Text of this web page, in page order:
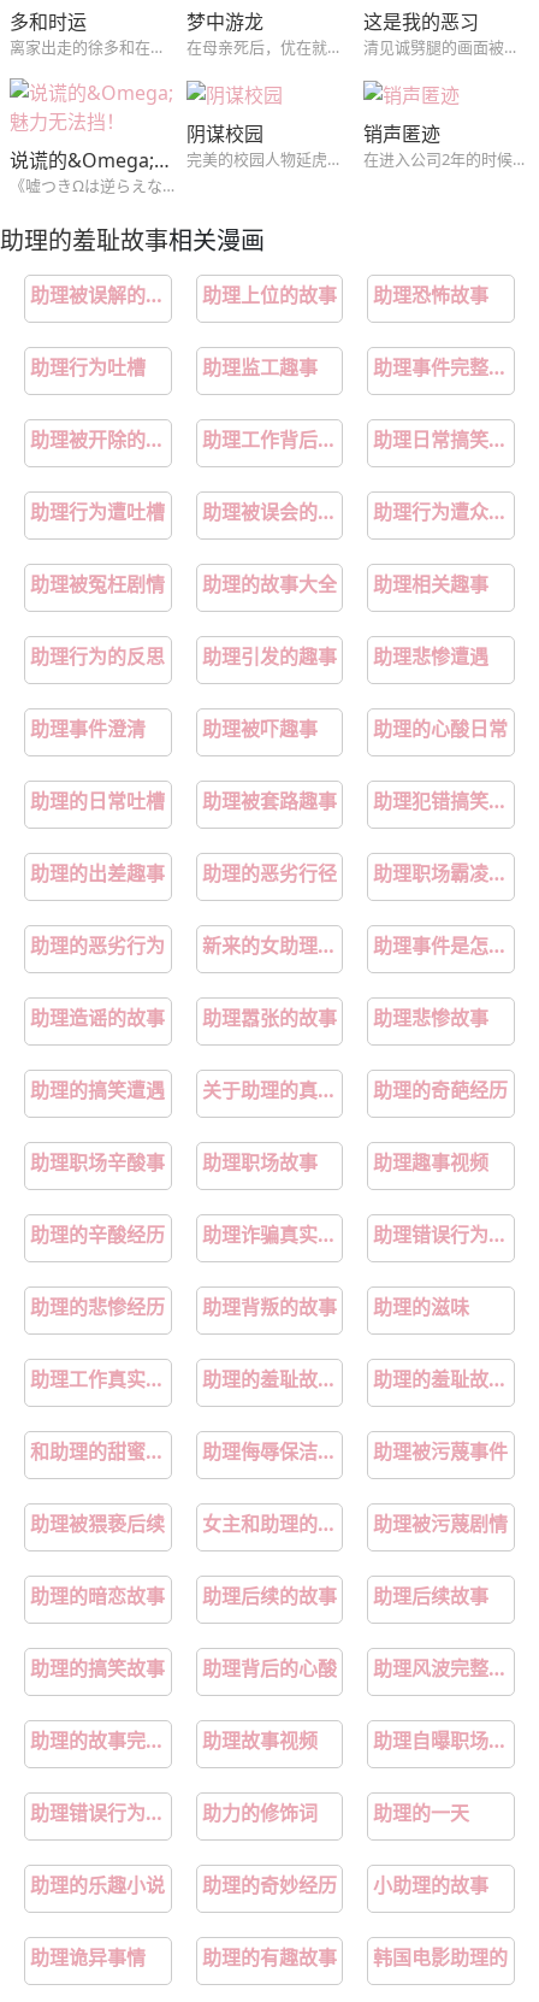
第19章：在意 第20章：评价
第21章：喜欢的类型 第22章：道歉
多和时运
离家出走的徐多和在朋友介绍下和他们一起合租，没想到初恋吴时运是这里的房东，对吴时运怀有愧疚的徐多和和初恋绝不平淡的同居生活就此开始。
梦中游龙
在母亲死后，优在就深陷桃色梦靥之中，没想到那个梦中的男人，在现实中找到了他...
这是我的恶习
清见诚劈腿的画面被自己的学生松山拓斗拍了下来，松山以此为筹码想得到清见，经不住松山的纠缠两人发生了关系，但松山并不因此满足...
说谎的&Omega;魅力无法挡！
《嘘つきΩは逆らえない！》伪装成β过生活的Ω，突然成为了优质α的伴侣！？某天和同事们聚餐结束回家的路上，桥田（Ω）照顾着喝醉的林（α），却因为费洛蒙而引发意外事件，两人不仅发生性行为，甚至结为了伴侣！事后，林因为酒醉而不记得那晚所发生的事，桥田也决定要就此隐瞒下去，然而已经结为伴侣的两人，身体却无法
阴谋校园
完美的校园人物延虎，被学姐拜托而交换的课题小组，没想到，到了那个阴郁哲学怪人家里，却发现对方不仅是个富二代，还是自己高中时的暗恋对象？！（《我的BJ邻居》同作者,短篇~）
销声匿迹
在进入公司2年的时候，作为集团总务科职员的池远永卷入了上司的腐败案，因此在公司受到了解除职务的处分。伤心赴江陵旅游的远永为了买碗去了市场的器皿店，发现了会长喜欢的陶艺家尹泰俊。从2年前开始尹泰俊就销声匿迹，谁都不知道他的下落，知道集团的会长想和尹泰俊签订专属合同的远永为了复职接近了尹泰俊…
助理的羞耻故事相关漫画
助理被误解的故事 助理上位的故事 助理恐怖故事
助理行为吐槽 助理监工趣事 助理事件完整经过
助理被开除的故事 助理工作背后故事 助理日常搞笑事件
助理行为遭吐槽 助理被误会的故事 助理行为遭众人唾弃
助理被冤枉剧情 助理的故事大全 助理相关趣事
助理行为的反思 助理引发的趣事 助理悲惨遭遇
助理事件澄清 助理被吓趣事 助理的心酸日常
助理的日常吐槽 助理被套路趣事 助理犯错搞笑剧情
助理的出差趣事 助理的恶劣行径 助理职场霸凌真实案例
助理的恶劣行为 新来的女助理后续 助理事件是怎么回事
助理造谣的故事 助理嚣张的故事 助理悲惨故事
助理的搞笑遭遇 关于助理的真相是什么 助理的奇葩经历
助理职场辛酸事 助理职场故事 助理趣事视频
助理的辛酸经历 助理诈骗真实故事 助理错误行为盘点
助理的悲惨经历 助理背叛的故事 助理的滋味
助理工作真实内幕揭秘 助理的羞耻故事漫画在线观看 助理的羞耻故事韩漫
和助理的甜蜜故事 助理侮辱保洁事件后续 助理被污蔑事件
助理被猥亵后续 女主和助理的故事 助理被污蔑剧情
助理的暗恋故事 助理后续的故事 助理后续故事
助理的搞笑故事 助理背后的心酸 助理风波完整事件
助理的故事完整版 助理故事视频 助理自曝职场霸凌
助理错误行为剧情 助力的修饰词 助理的一天
助理的乐趣小说 助理的奇妙经历 小助理的故事
助理诡异事情 助理的有趣故事 韩国电影助理的